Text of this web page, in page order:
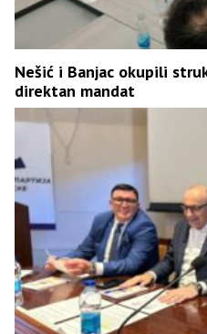
Nešić i Banjac okupili
direktan mandat